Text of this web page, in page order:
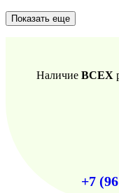
Показать еще
Наличие ВСЕХ
+7